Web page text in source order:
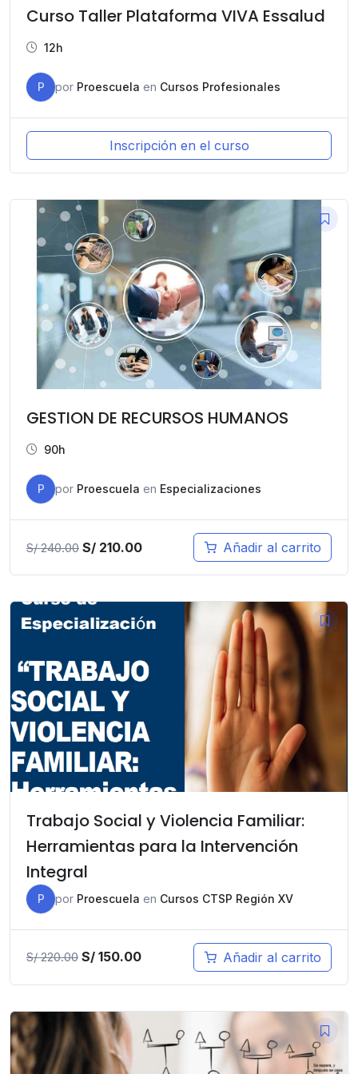
Curso Taller Plataforma VIVA Essalud
12h
P por Proescuela en Cursos Profesionales
Inscripción en el curso
GESTION DE RECURSOS HUMANOS
90h
P por Proescuela en Especializaciones
S/240.00 El
era:
S/ 240.00.
S/ 210.00El
es:
S/ 210.00.
Añadir al carrito
Trabajo Social y Violencia Familiar:
Herramientas para la Intervención
Integral
P por Proescuela en Cursos CTSP Región XV
S/220.00 El
era:
S/ 220.00.
S/ 150.00El
es:
S/ 150.00.
Añadir al carrito